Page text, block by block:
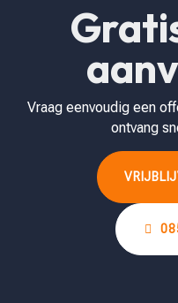
Vraag eenvoudig een
ontvang